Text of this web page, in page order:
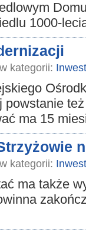
1000-
kategorii:
powstanie
ma 15
kategorii:
ma także